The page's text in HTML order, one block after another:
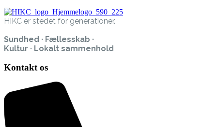
HIKC er stedet for generationer.
Sundhed · Fællesskab ·
Kultur · Lokalt sammenhold
Kontakt os